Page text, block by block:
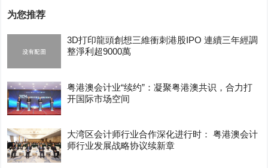
为您推荐
3D打印龍頭創想三維衝刺港股IPO 連續三年經調
整淨利超9000萬
粤港澳会计业“续约”：凝聚粤港澳共识，合力打
开国际市场空间
大湾区会计师行业合作深化进行时： 粤港澳会计
师行业发展战略协议续新章